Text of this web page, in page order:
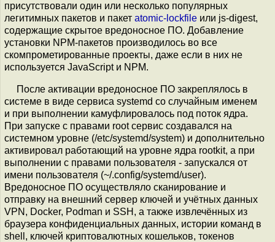
присутствовали один или несколько популярных
легитимных пакетов и пакет atomic-lockfile или js-digest,
содержащие скрытое вредоносное ПО. Добавление
установки NPM-пакетов производилось во все
скомпрометированные проекты, даже если в них не
используется JavaScript и NPM.
После активации вредоносное ПО закреплялось в
системе в виде сервиса systemd со случайным именем
и при выполнении камуфлировалось под поток ядра.
При запуске с правами root сервис создавался на
системном уровне (/etc/systemd/system) и дополнительно
активировал работающий на уровне ядра rootkit, а при
выполнении с правами пользователя - запускался от
имени пользователя (~/.config/systemd/user).
Вредоносное ПО осуществляло сканирование и
отправку на внешний сервер ключей и учётных данных
VPN, Docker, Podman и SSH, а также извлечённых из
браузера конфиденциальных данных, истории команд в
shell, ключей криптовалютных кошельков, токенов